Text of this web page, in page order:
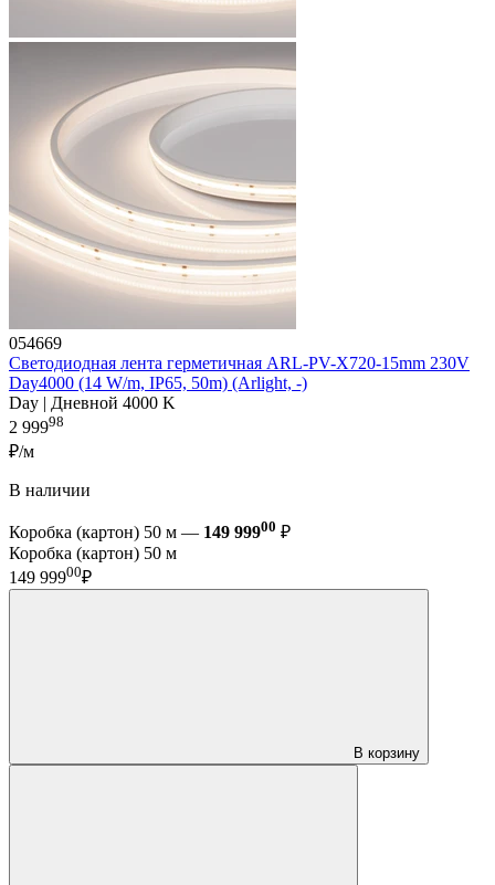
054669
Светодиодная лента герметичная ARL-PV-X720-15mm 230V
Day4000 (14 W/m, IP65, 50m) (Arlight, -)
Day | Дневной 4000 K
2 99998
₽/м
В наличии
Коробка (картон) 50 м — 149 99900 ₽
Коробка (картон) 50 м
149 99900₽
В корзину